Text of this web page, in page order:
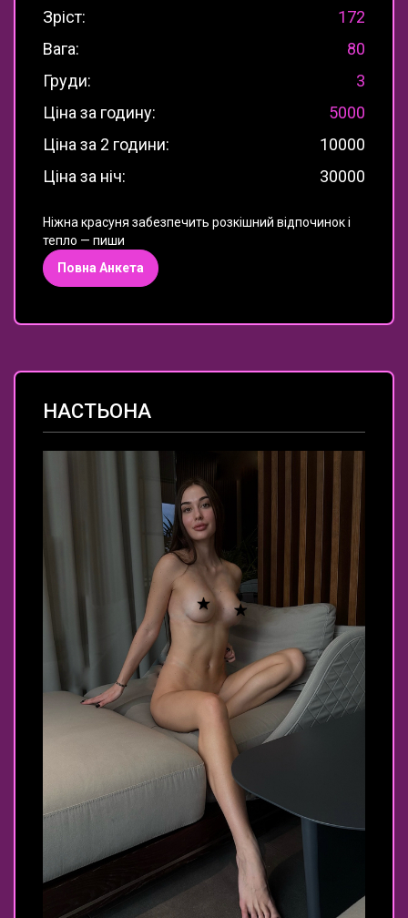
Зріст:
172
Вага:
80
Груди:
3
Ціна за годину:
5000
Ціна за 2 години:
10000
Ціна за ніч:
30000
Ніжна красуня забезпечить розкішний відпочинок і
тепло — пиши
Повна Анкета
НАСТЬОНА